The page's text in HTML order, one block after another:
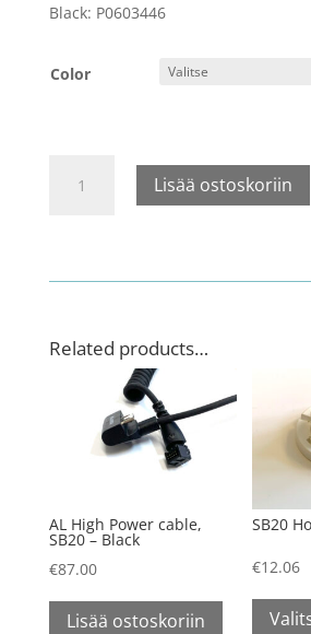
Black: P0603446
Color
Lisää ostoskoriin
Related products…
AL High Power cable,
SB20– Black
€87.00
Lisää ostoskoriin
SB20
€12.06